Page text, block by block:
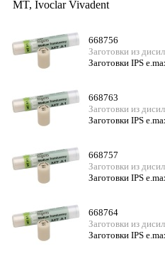
MT, Ivoclar Vivadent
668756
Заготовки из
Заготовки IPS
668763
Заготовки из
Заготовки IPS
668757
Заготовки из
Заготовки IPS
668764
Заготовки из
Заготовки IPS